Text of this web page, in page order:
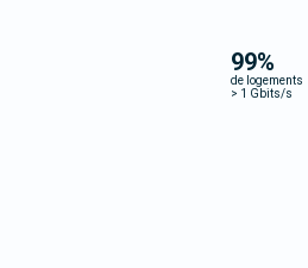
99%
de logements
> 1 Gbits/s